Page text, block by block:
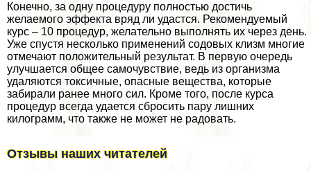
Конечно, за одну процедуру полностью достичь
желаемого эффекта вряд ли удастся. Рекомендуемый
курс – 10 процедур, желательно выполнять их через день.
Уже спустя несколько применений содовых клизм многие
отмечают положительный результат. В первую очередь
улучшается общее самочувствие, ведь из организма
удаляются токсичные, опасные вещества, которые
забирали ранее много сил. Кроме того, после курса
процедур всегда удается сбросить пару лишних
килограмм, что также не может не радовать.
Отзывы наших читателей